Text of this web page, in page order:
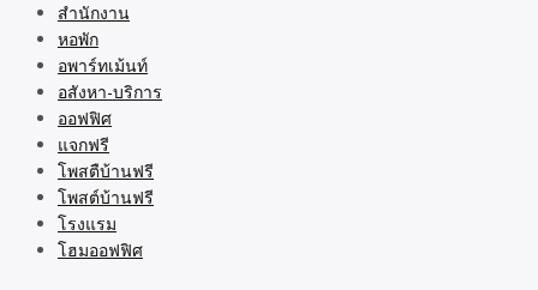
สำนักงาน
หอพัก
อพาร์ทเม้นท์
อสังหา-บริการ
ออฟฟิศ
แจกฟรี
โพสตืบ้านฟรี
โพสต์บ้านฟรี
โรงแรม
โฮมออฟฟิศ